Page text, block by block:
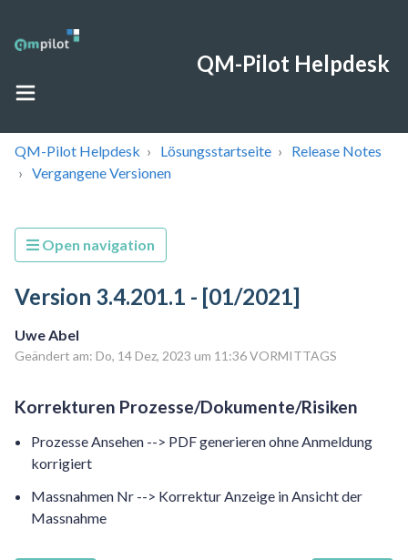
QM-Pilot Helpdesk
QM-Pilot Helpdesk Lösungsstartseite
Release Notes
Vergangene Versionen
Open navigation
Version 3.4.201.1 - [01/2021]
Uwe Abel
Geändert am: Do, 14 Dez, 2023 um 11:36 VORMITTAGS
Korrekturen Prozesse/Dokumente/Risiken
Prozesse Ansehen --> PDF generieren ohne Anmeldung
korrigiert
Massnahmen Nr --> Korrektur Anzeige in Ansicht der
Massnahme